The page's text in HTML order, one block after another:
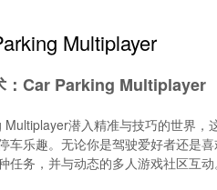
Multiplayer
：Car Parking Multiplayer
潜入精准与技巧的世界
车乐趣。无论你是驾驶爱好者还是
任务，并与动态的多人游戏社区互动